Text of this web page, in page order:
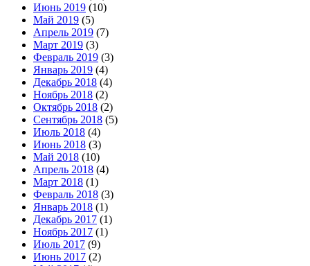
Июнь 2019 (10)
Май 2019 (5)
Апрель 2019 (7)
Март 2019 (3)
Февраль 2019 (3)
Январь 2019 (4)
Декабрь 2018 (4)
Ноябрь 2018 (2)
Октябрь 2018 (2)
Сентябрь 2018 (5)
Июль 2018 (4)
Июнь 2018 (3)
Май 2018 (10)
Апрель 2018 (4)
Март 2018 (1)
Февраль 2018 (3)
Январь 2018 (1)
Декабрь 2017 (1)
Ноябрь 2017 (1)
Июль 2017 (9)
Июнь 2017 (2)